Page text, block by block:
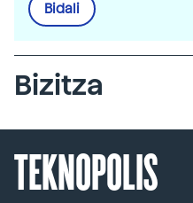
Bidali
Bizitza
TEKNOPOLIS